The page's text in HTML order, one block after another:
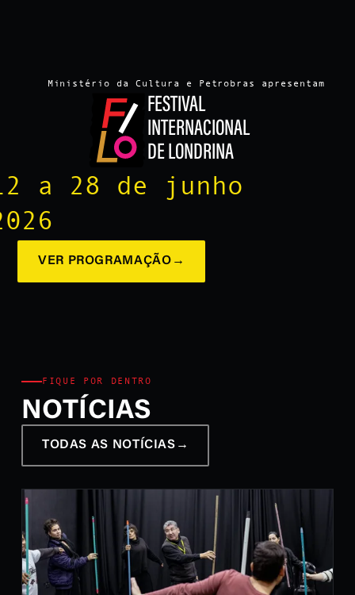
Ministério da Cultura e Petrobras apresentam
FESTIVAL
INTERNACIONAL
DE LONDRINA
a 28 de junho
VER PROGRAMAÇÃO →
FIQUE POR DENTRO
NOTÍCIAS
TODAS AS NOTÍCIAS →